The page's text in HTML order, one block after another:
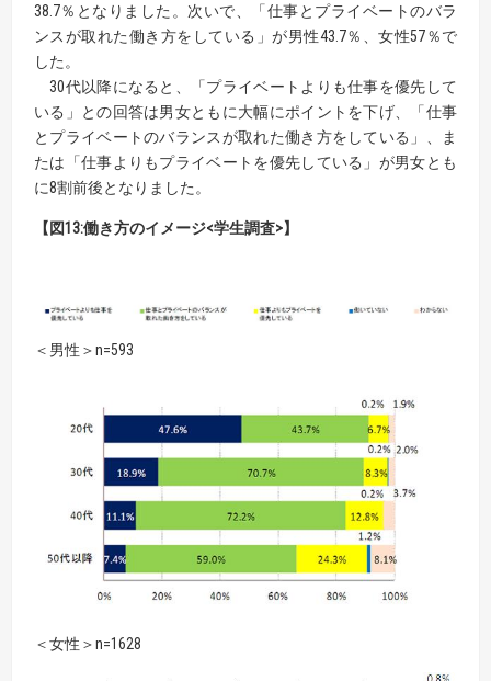
38.7％となりました。次いで、「仕事とプライベートのバラ
ンスが取れた働き方をしている」が男性43.7％、女性57％で
した。
30代以降になると、「プライベートよりも仕事を優先して
いる」との回答は男女ともに大幅にポイントを下げ、「仕事
とプライベートのバランスが取れた働き方をしている」、ま
たは「仕事よりもプライベートを優先している」が男女とも
に8割前後となりました。
【図13:働き方のイメージ<学生調査>】
＜男性＞n=593
＜女性＞n=1628